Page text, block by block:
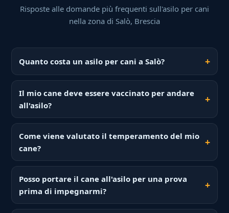
Risposte alle domande più frequenti sull'asilo per cani
nella zona di Salò, Brescia
Quanto costa un asilo per cani a Salò?
Il mio cane deve essere vaccinato per andare
all'asilo?
Come viene valutato il temperamento del mio
cane?
Posso portare il cane all'asilo per una prova
prima di impegnarmi?